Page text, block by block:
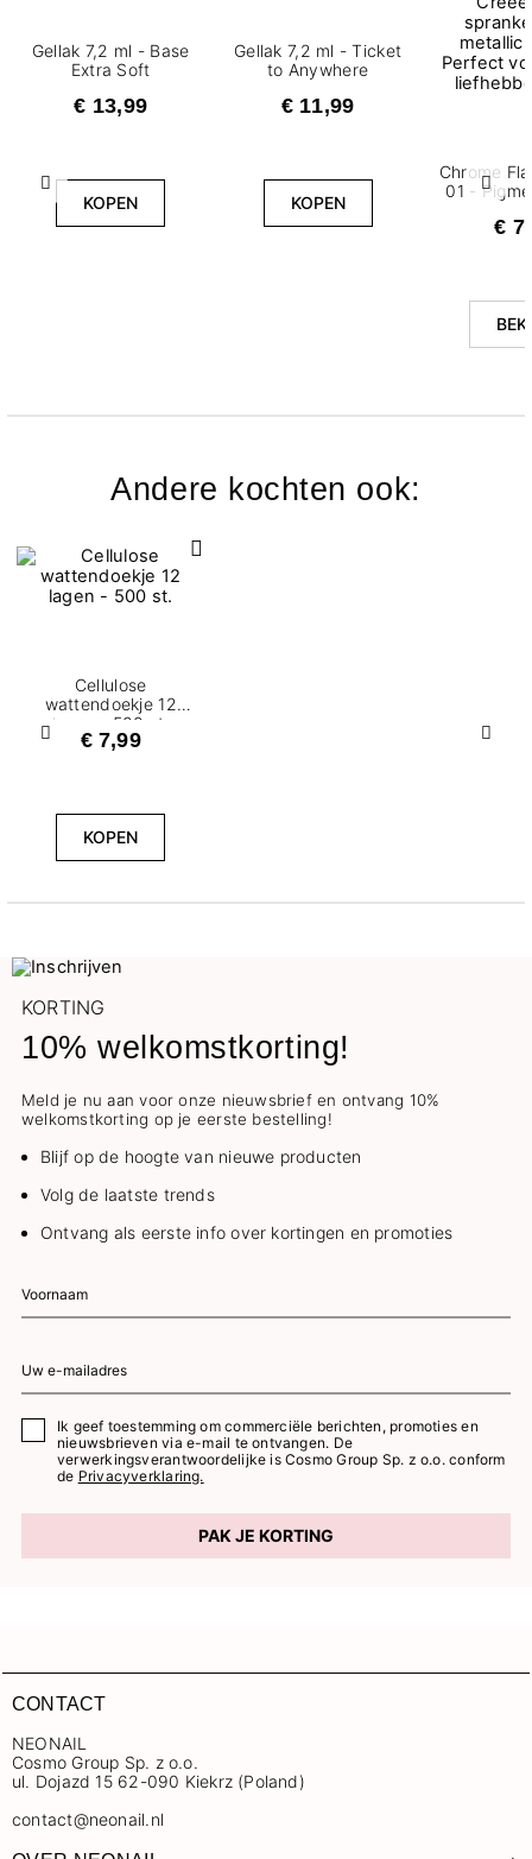
Vorige
Gellak 7,2 ml - Base
Extra Soft
€ 13,99
KOPEN
Gellak 7,2 ml - Ticket
to Anywhere
€ 11,99
KOPEN
Chrome
01 -
€
Andere kochten ook:
Vorige
Cellulose
wattendoekje 12
lagen - 500 st.
€ 7,99
KOPEN
KORTING
10% welkomstkorting!
Meld je nu aan voor onze nieuwsbrief en ontvang 10%
welkomstkorting op je eerste bestelling!
Blijf op de hoogte van nieuwe producten
Volg de laatste trends
Ontvang als eerste info over kortingen en promoties
Ik geef toestemming om commerciële berichten, promoties en
nieuwsbrieven via e-mail te ontvangen. De
verwerkingsverantwoordelijke is Cosmo Group Sp. z o.o. conform
de Privacyverklaring.
PAK JE KORTING
CONTACT
NEONAIL
Cosmo Group Sp. z o.o.
ul. Dojazd 15 62-090 Kiekrz (Poland)
contact@neonail.nl